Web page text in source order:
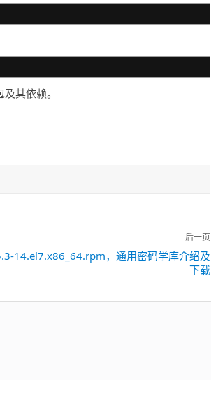
其依赖。
后一页
14.el7.x86_64.rpm，通用密码学库介绍及
下载